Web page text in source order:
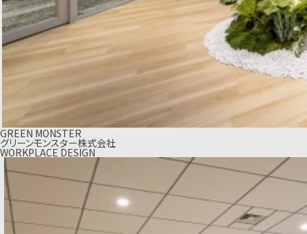
GREEN MONSTER
グリーンモンスター株式会社
WORKPLACE DESIGN